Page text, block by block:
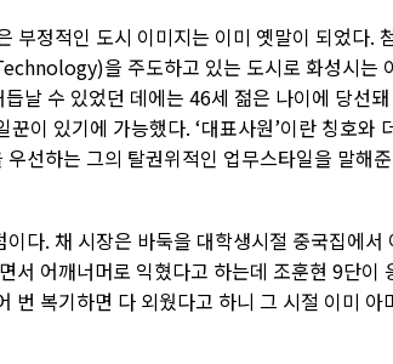
부정적인 도시 이미지는 이미 옛말이 되었다.
을 주도하고 있는 도시로 화성시는
날 수 있었던 데에는 46세 젊은 나이에 당선
이 있기에 가능했다. ‘대표사원’이란 칭호와
선하는 그의 탈권위적인 업무스타일을 말해준
다. 채 시장은 바둑을 대학생시절 중국집에서
서 어깨너머로 익혔다고 하는데 조훈현 9단이
번 복기하면 다 외웠다고 하니 그 시절 이미 아